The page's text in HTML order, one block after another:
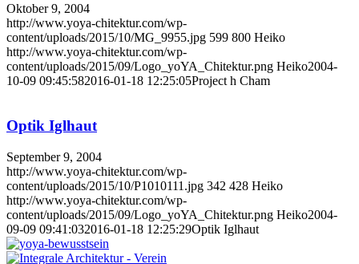
Oktober 9, 2004
http://www.yoya-chitektur.com/wp-
content/uploads/2015/10/MG_9955.jpg 599 800 Heiko
http://www.yoya-chitektur.com/wp-
content/uploads/2015/09/Logo_yoYA_Chitektur.png Heiko2004-
10-09 09:45:582016-01-18 12:25:05Project h Cham
Optik Iglhaut
September 9, 2004
http://www.yoya-chitektur.com/wp-
content/uploads/2015/10/P1010111.jpg 342 428 Heiko
http://www.yoya-chitektur.com/wp-
content/uploads/2015/09/Logo_yoYA_Chitektur.png Heiko2004-
09-09 09:41:032016-01-18 12:25:29Optik Iglhaut